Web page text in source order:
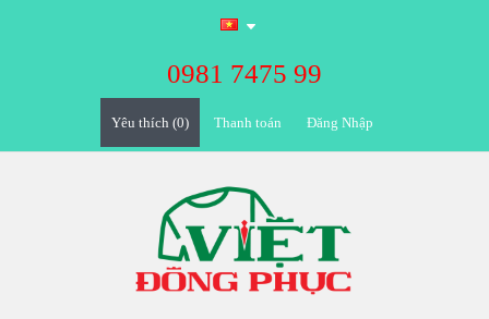
0981 7475 99
Yêu thích (0) Đăng Nhập